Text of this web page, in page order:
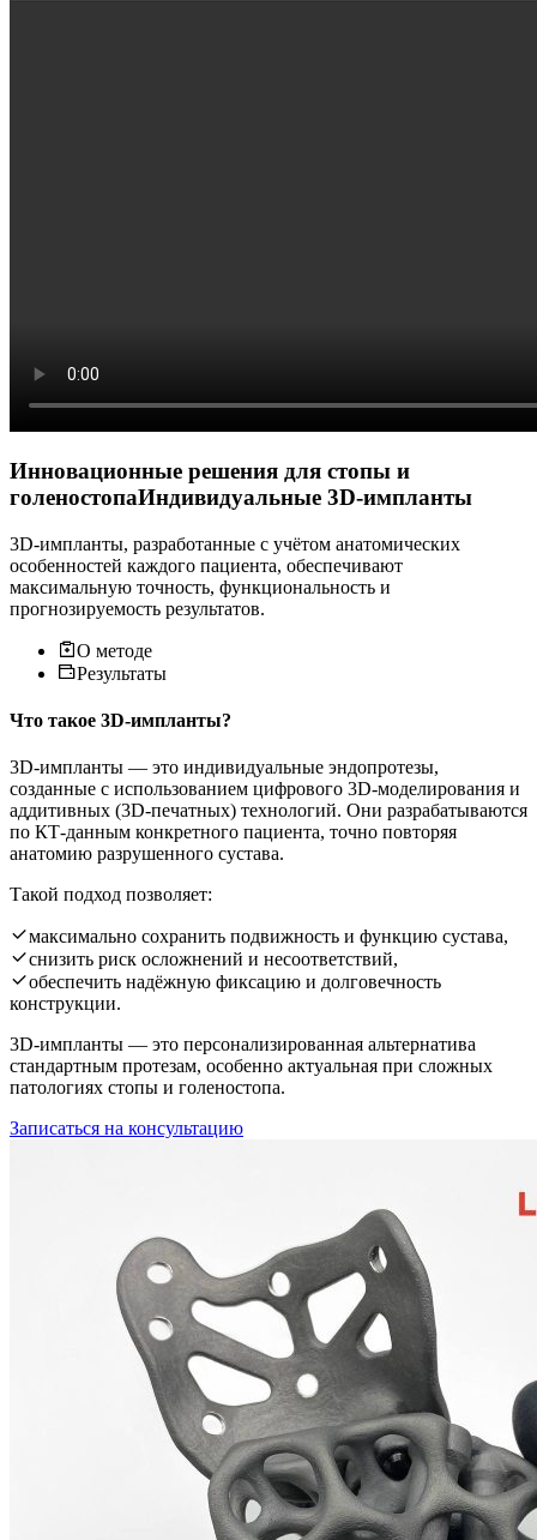
Инновационные решения для стопы и
голеностопаИндивидуальные 3D-импланты
3D-импланты, разработанные с учётом анатомических
особенностей каждого пациента, обеспечивают
максимальную точность, функциональность и
прогнозируемость результатов.
О методе
Результаты
Что такое 3D-импланты?
3D-импланты — это индивидуальные эндопротезы,
созданные с использованием цифрового 3D-моделирования и
аддитивных (3D-печатных) технологий. Они разрабатываются
по КТ-данным конкретного пациента, точно повторяя
анатомию разрушенного сустава.
Такой подход позволяет:
максимально сохранить подвижность и функцию сустава,
снизить риск осложнений и несоответствий,
обеспечить надёжную фиксацию и долговечность
конструкции.
3D-импланты — это персонализированная альтернатива
стандартным протезам, особенно актуальная при сложных
патологиях стопы и голеностопа.
Записаться на консультацию